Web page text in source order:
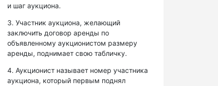
и шаг аукциона.
3. Участник аукциона, желающий
заключить договор аренды по
объявленному аукционистом размеру
аренды, поднимает свою табличку.
4. Аукционист называет номер участника
аукциона, который первым поднял